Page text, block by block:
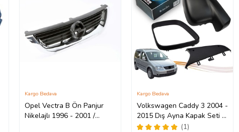
Opel Vectra B Ön Panjur
Nikelajlı 1996 - 2001 /
Kargo Bedava
Volkswagen Caddy 3 2004 -
2015 Dış Ayna Kapak Seti -
Sol 7E18575289 B9
(1)
Kargo Bedava